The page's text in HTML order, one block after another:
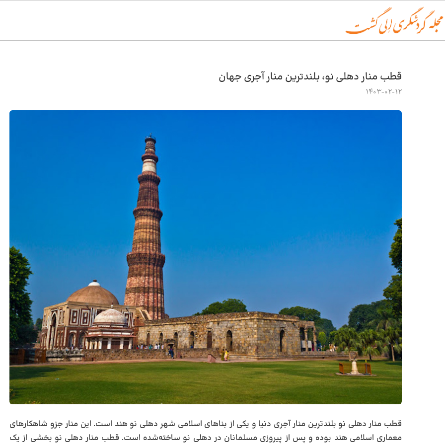
قطب منار دهلی نو، بلندترین منار آجری جهان
1403-02-12
قطب منار دهلی نو بلندترین منار آجری دنیا و یکی از بناهای اسلامی شهر دهلی نو هند است. این منار جزو شاهکارهای
معماری اسلامی هند بوده و پس از پیروزی مسلمانان در دهلی نو ساخته‌شده است. قطب منار دهلی نو بخشی از یک